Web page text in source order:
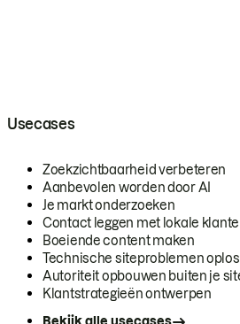
Usecases
Zoekzichtbaarheid verbeteren
Aanbevolen worden door AI
Je markt onderzoeken
Contact leggen met lokale
Boeiende content maken
Technische siteproblemen
Autoriteit opbouwen buiten je
Klantstrategieën ontwerpen